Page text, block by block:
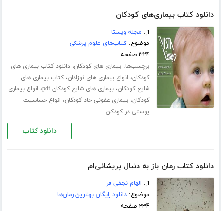
دانلود کتاب بیماری‌های کودکان
از: مجله ویستا
موضوع:کتاب‌های علوم پزشکی
۳۲۴ صفحه
برچسب‌ها:بیماری های کودکان،دانلود کتاب بیماری های
کودکان، انواع بیماری های نوزادان،کتاب بیماری های
شایع کودکان،بیماری های شایع کودکان pdf ، انواع بیماری
کودکان،بیماری عفونی حاد کودکان، انواع حساسیت
پوستی در کودکان
دانلود کتاب
دانلود کتاب رمان باز به دنبال پریشانی‌ام
از: الهام نجفی فر
موضوع:دانلود رایگان بهترین رمان‌ها
۲۳۴ صفحه